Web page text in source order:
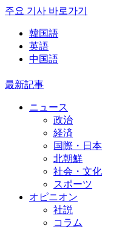
주요 기사 바로가기
韓国語
英語
中国語
最新記事
ニュース
政治
経済
国際・日本
北朝鮮
社会・文化
スポーツ
オピニオン
社説
コラム